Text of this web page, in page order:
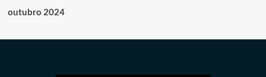
outubro 2024